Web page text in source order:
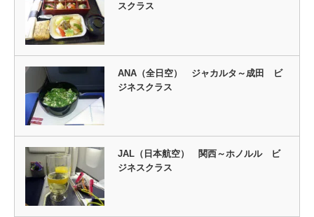
スクラス
ANA（全日空） ジャカルタ～成田 ビ
ジネスクラス
JAL（日本航空） 関西～ホノルル ビ
ジネスクラス